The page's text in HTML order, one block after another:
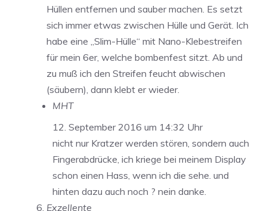
Hüllen entfernen und sauber machen. Es setzt
sich immer etwas zwischen Hülle und Gerät. Ich
habe eine „Slim-Hülle“ mit Nano-Klebestreifen
für mein 6er, welche bombenfest sitzt. Ab und
zu muß ich den Streifen feucht abwischen
(säubern), dann klebt er wieder.
MHT
12. September 2016 um 14:32 Uhr
nicht nur Kratzer werden stören, sondern auch
Fingerabdrücke, ich kriege bei meinem Display
schon einen Hass, wenn ich die sehe. und
hinten dazu auch noch ? nein danke.
Exzellente